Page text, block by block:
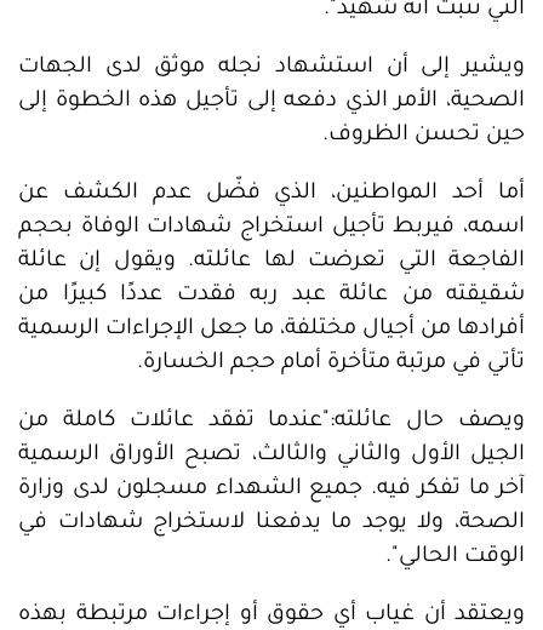
التي تثبت أنه شهيد".
ويشير إلى أن استشهاد نجله موثق لدى الجهات
الصحية، الأمر الذي دفعه إلى تأجيل هذه الخطوة إلى
حين تحسن الظروف.
أما أحد المواطنين، الذي فضّل عدم الكشف عن
اسمه، فيربط تأجيل استخراج شهادات الوفاة بحجم
الفاجعة التي تعرضت لها عائلته. ويقول إن عائلة
شقيقته من عائلة عبد ربه فقدت عددًا كبيرًا من
أفرادها من أجيال مختلفة، ما جعل الإجراءات الرسمية
تأتي في مرتبة متأخرة أمام حجم الخسارة.
ويصف حال عائلته:"عندما تفقد عائلات كاملة من
الجيل الأول والثاني والثالث، تصبح الأوراق الرسمية
آخر ما تفكر فيه. جميع الشهداء مسجلون لدى وزارة
الصحة، ولا يوجد ما يدفعنا لاستخراج شهادات في
الوقت الحالي".
ويعتقد أن غياب أي حقوق أو إجراءات مرتبطة بهذه